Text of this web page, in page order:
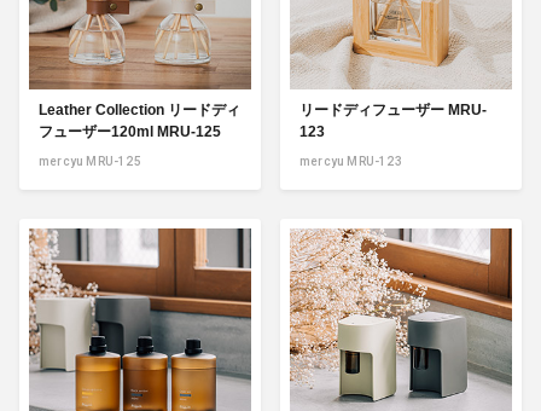
Leather Collection リードディ
フューザー120ml MRU-125
mercyu MRU-125
リードディフューザー MRU-
123
mercyu MRU-123